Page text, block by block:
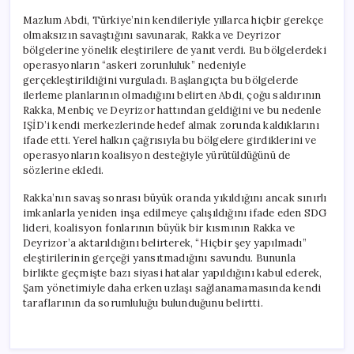
Mazlum Abdi, Türkiye’nin kendileriyle yıllarca hiçbir gerekçe
olmaksızın savaştığını savunarak, Rakka ve Deyrizor
bölgelerine yönelik eleştirilere de yanıt verdi. Bu bölgelerdeki
operasyonların “askeri zorunluluk” nedeniyle
gerçekleştirildiğini vurguladı. Başlangıçta bu bölgelerde
ilerleme planlarının olmadığını belirten Abdi, çoğu saldırının
Rakka, Menbiç ve Deyrizor hattından geldiğini ve bu nedenle
IŞİD’i kendi merkezlerinde hedef almak zorunda kaldıklarını
ifade etti. Yerel halkın çağrısıyla bu bölgelere girdiklerini ve
operasyonların koalisyon desteğiyle yürütüldüğünü de
sözlerine ekledi.
Rakka’nın savaş sonrası büyük oranda yıkıldığını ancak sınırlı
imkanlarla yeniden inşa edilmeye çalışıldığını ifade eden SDG
lideri, koalisyon fonlarının büyük bir kısmının Rakka ve
Deyrizor’a aktarıldığını belirterek, “Hiçbir şey yapılmadı”
eleştirilerinin gerçeği yansıtmadığını savundu. Bununla
birlikte geçmişte bazı siyasi hatalar yapıldığını kabul ederek,
Şam yönetimiyle daha erken uzlaşı sağlanamamasında kendi
taraflarının da sorumluluğu bulunduğunu belirtti.